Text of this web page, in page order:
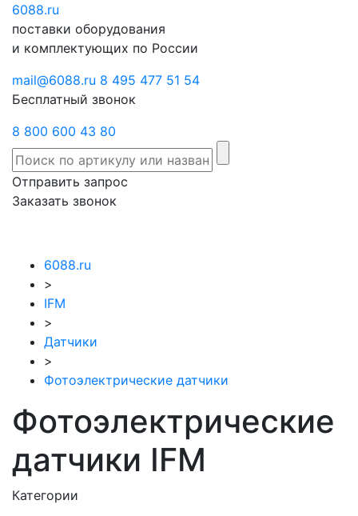
6088.ru
поставки оборудования
и комплектующих по России
mail@6088.ru 8 495 477 51 54
Бесплатный звонок
8 800 600 43 80
Отправить запрос
Заказать звонок
6088.ru
>
IFM
>
Датчики
>
Фотоэлектрические датчики
Фотоэлектрические
датчики IFM
Категории
Отправить
запрос
звонок